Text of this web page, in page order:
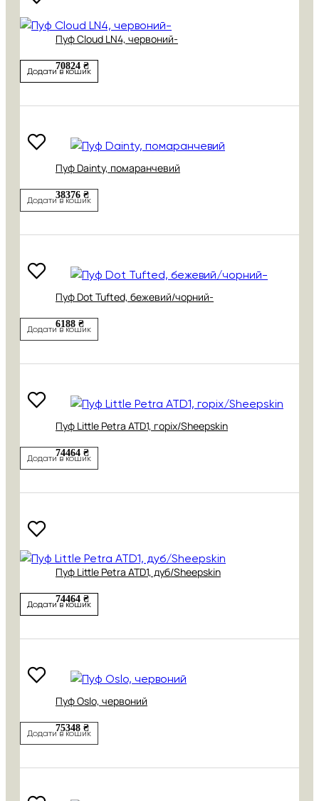
Пуф Cloud LN4, червоний-
70824 ₴
Додати в кошик
Пуф Dainty, помаранчевий
38376 ₴
Додати в кошик
Пуф Dot Tufted, бежевий/чорний-
6188 ₴
Додати в кошик
Пуф Little Petra ATD1, горіх/Sheepskin
74464 ₴
Додати в кошик
Пуф Little Petra ATD1, дуб/Sheepskin
74464 ₴
Додати в кошик
Пуф Oslo, червоний
75348 ₴
Додати в кошик